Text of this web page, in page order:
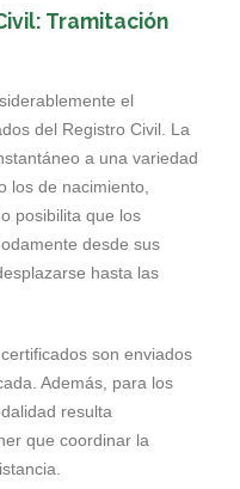
Tramitación
el
del Registro Civil. La
a una variedad
los de nacimiento,
posibilita que los
desde sus
hasta las
son enviados
Además, para los
resulta
que coordinar la